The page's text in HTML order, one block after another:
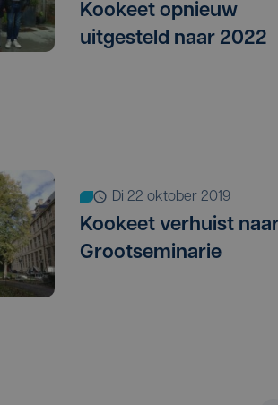
Kookeet opnieuw
uitgesteld naar 2022
di 22 oktober 2019
Kookeet verhuist
Grootseminarie